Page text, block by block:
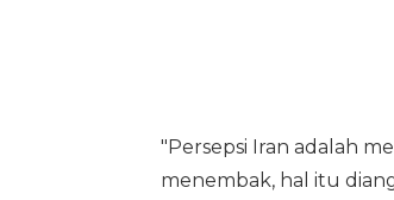
"Persepsi Iran adalah
menembak, hal itu